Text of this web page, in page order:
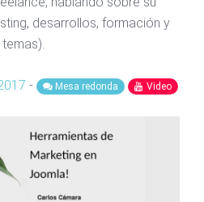
desarrollos, formación y
- Mesa redonda Video